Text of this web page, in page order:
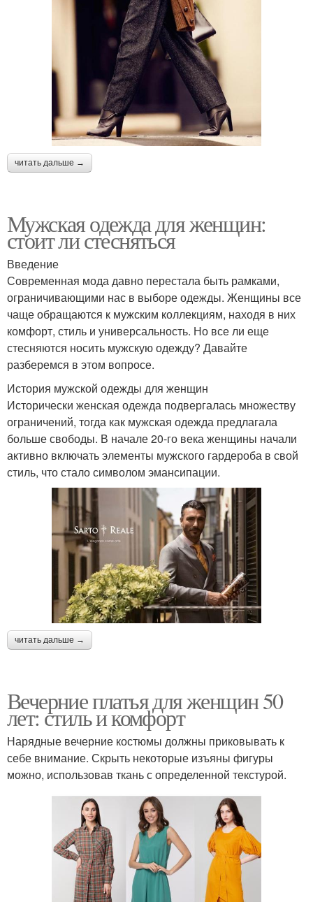
читать дальше →
Мужская одежда для женщин:
стоит ли стесняться
Введение
Современная мода давно перестала быть рамками,
ограничивающими нас в выборе одежды. Женщины все
чаще обращаются к мужским коллекциям, находя в них
комфорт, стиль и универсальность. Но все ли еще
стесняются носить мужскую одежду? Давайте
разберемся в этом вопросе.
История мужской одежды для женщин
Исторически женская одежда подвергалась множеству
ограничений, тогда как мужская одежда предлагала
больше свободы. В начале 20-го века женщины начали
активно включать элементы мужского гардероба в свой
стиль, что стало символом эмансипации.
читать дальше →
Вечерние платья для женщин 50
лет: стиль и комфорт
Нарядные вечерние костюмы должны приковывать к
себе внимание. Скрыть некоторые изъяны фигуры
можно, использовав ткань с определенной текстурой.